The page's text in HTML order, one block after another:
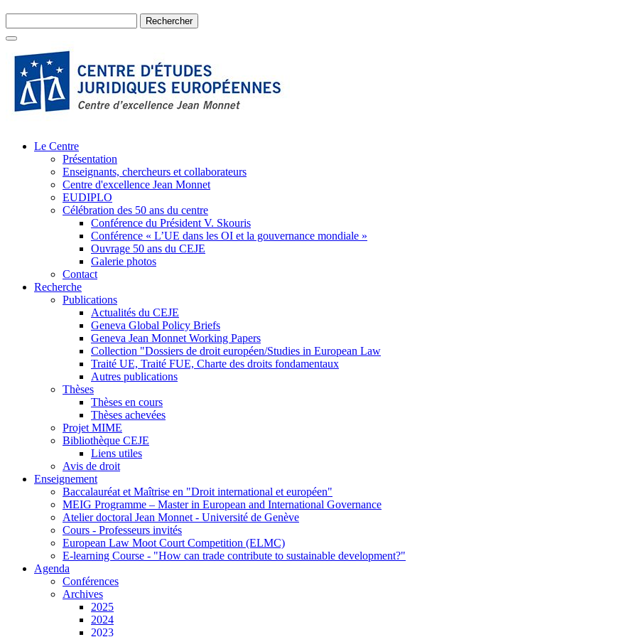
Le Centre
Présentation
Enseignants, chercheurs et collaborateurs
Centre d'excellence Jean Monnet
EUDIPLO
Célébration des 50 ans du centre
Conférence du Président V. Skouris
Conférence « L’UE dans les OI et la gouvernance mondiale »
Ouvrage 50 ans du CEJE
Galerie photos
Contact
Recherche
Publications
Actualités du CEJE
Geneva Global Policy Briefs
Geneva Jean Monnet Working Papers
Collection "Dossiers de droit européen/Studies in European Law
Traité UE, Traité FUE, Charte des droits fondamentaux
Autres publications
Thèses
Thèses en cours
Thèses achevées
Projet MIME
Bibliothèque CEJE
Liens utiles
Avis de droit
Enseignement
Baccalauréat et Maîtrise en "Droit international et européen"
MEIG Programme – Master in European and International Governance
Atelier doctoral Jean Monnet - Université de Genève
Cours - Professeurs invités
European Law Moot Court Competition (ELMC)
E-learning Course - "How can trade contribute to sustainable development?"
Agenda
Conférences
Archives
2025
2024
2023